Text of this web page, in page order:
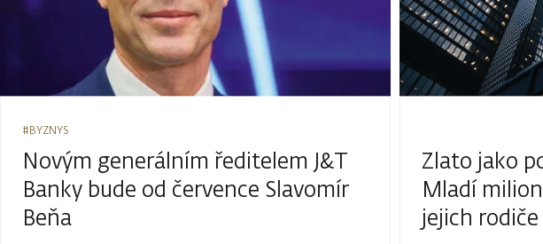
#BYZNYS
Novým generálním ředitelem J&T
Banky bude od července Slavomír
Beňa
Zlato jako
Mladí
jejich rodiče